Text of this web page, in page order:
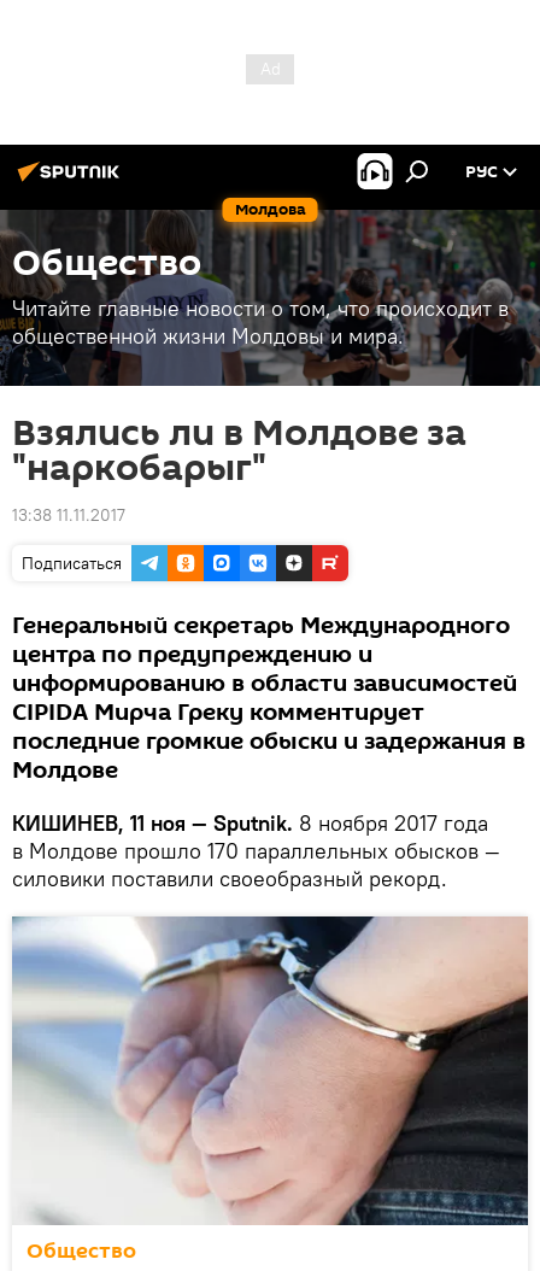
Молдова
РУС
Общество
Читайте главные новости о том, что происходит в
общественной жизни Молдовы и мира.
Взялись ли в Молдове за
"наркобарыг"
13:38 11.11.2017
Подписаться
Генеральный секретарь Международного
центра по предупреждению и
информированию в области зависимостей
CIPIDA Мирча Греку комментирует
последние громкие обыски и задержания в
Молдове
КИШИНЕВ, 11 ноя — Sputnik. 8 ноября 2017 года
в Молдове прошло 170 параллельных обысков —
силовики поставили своеобразный рекорд.
Общество